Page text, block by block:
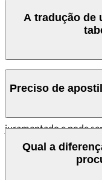
A tradução de
tabeliães, cartórios,
tradução é
juramentado e pode
necessário.
destino antes de
Preciso de
países signatários da
necessária no
Qual a